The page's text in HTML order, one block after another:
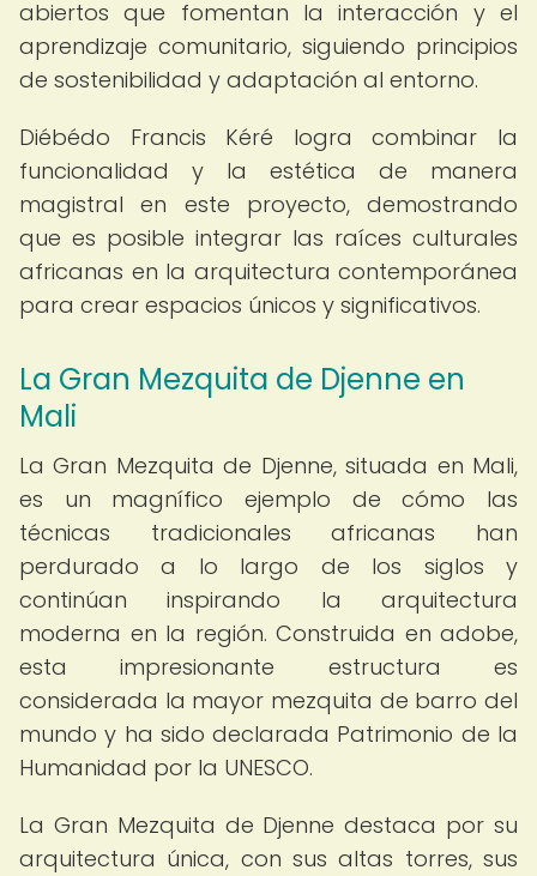
abiertos que fomentan la interacción y el
aprendizaje comunitario, siguiendo principios
de sostenibilidad y adaptación al entorno.
Diébédo Francis Kéré logra combinar la
funcionalidad y la estética de manera
magistral en este proyecto, demostrando
que es posible integrar las raíces culturales
africanas en la arquitectura contemporánea
para crear espacios únicos y significativos.
La Gran Mezquita de Djenne en
Mali
La Gran Mezquita de Djenne, situada en Mali,
es un magnífico ejemplo de cómo las
técnicas tradicionales africanas han
perdurado a lo largo de los siglos y
continúan inspirando la arquitectura
moderna en la región. Construida en adobe,
esta impresionante estructura es
considerada la mayor mezquita de barro del
mundo y ha sido declarada Patrimonio de la
Humanidad por la UNESCO.
La Gran Mezquita de Djenne destaca por su
arquitectura única, con sus altas torres, sus